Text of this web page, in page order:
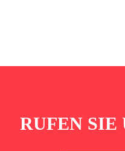
RUFEN SIE